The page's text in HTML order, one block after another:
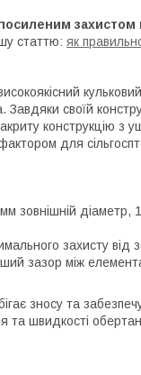
захистом
статтю: як
своїй
конструкцію з
для
зовнішній
захисту від
зазор між
зносу та
та швидкості